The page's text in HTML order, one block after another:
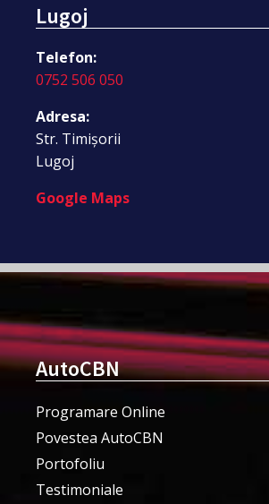
Lugoj
Telefon:
0752 506 050
Adresa:
Str. Timișorii
Lugoj
Google Maps
AutoCBN
Programare Online
Povestea AutoCBN
Portofoliu
Testimoniale